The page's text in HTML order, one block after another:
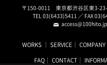
〒150-0011 東京都渋谷区東3-23-
TEL 03(6433)5411 ／ FAX
access@100hito.jp
WORKS SERVICE COMPANY
FAQ CONTACT